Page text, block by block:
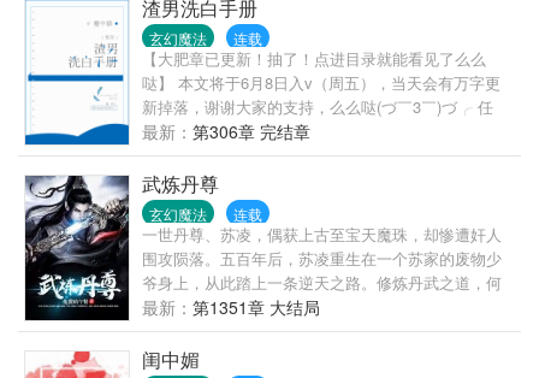
姐，别开玩笑了。” —————————— 网文扑街
作者和美图插画师之间，互相社死的大学日常狗粮
文，单女主，不狗血，不虐恋。 （已有高订两万的完
本老书《我女友是同样是日常狗粮文，欢迎开宰~）
【另：本书内容纯属虚构，与作者本人经历无关】
渣男洗白手册
玄幻魔法 连载
【大肥章已更新！抽了！点进目录就能看见了么么
哒】 本文将于6月8日入v（周五），当天会有万字更
新掉落，谢谢大家的支持，么么哒(づ￣3￣)づ╭ 任
务：穿越各个世界变成渣男，花式洗白。 卫明言是个
骗子，?
最新： 第306章 完结章
武炼丹尊
玄幻魔法 连载
一世丹尊、苏凌，偶获上古至宝天魔珠，却惨遭奸人
围攻陨落。五百年后，苏凌重生在一个苏家的废物少
爷身上，从此踏上一条逆天之路。修炼丹武之道，何
人敢称至尊，唯我苏凌！
最新： 第1351章 大结局
闺中媚